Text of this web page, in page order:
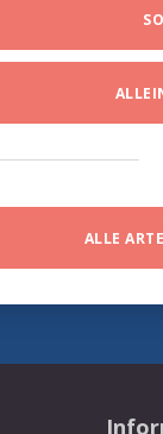
ALLE